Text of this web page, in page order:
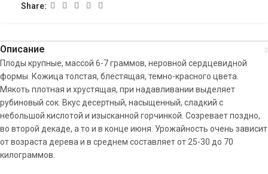
Share:
Описание
Плоды крупные, массой 6-7 граммов, неровной сердцевидной
формы. Кожица толстая, блестящая, темно-красного цвета.
Мякоть плотная и хрустящая, при надавливании выделяет
рубиновый сок. Вкус десертный, насыщенный, сладкий с
небольшой кислотой и изысканной горчинкой. Созревает поздно,
во второй декаде, а то и в конце июня. Урожайность очень зависит
от возраста дерева и в среднем составляет от 25-30 до 70
килограммов.